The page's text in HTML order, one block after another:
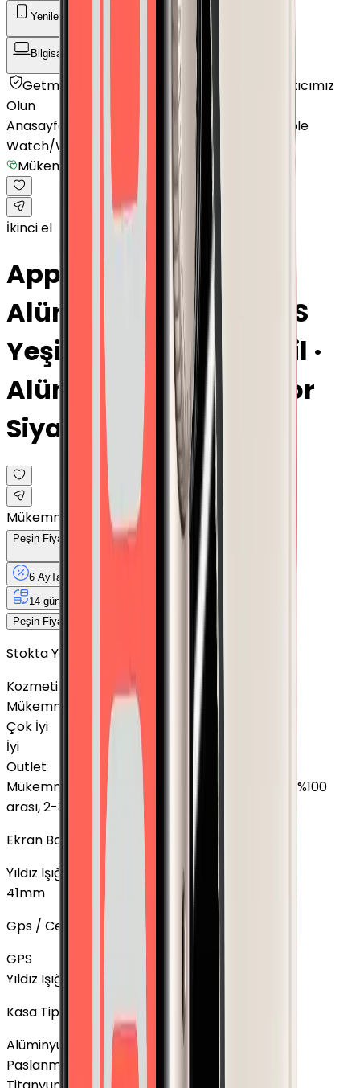
Yenilenmiş Telefon Akıllı Saat ve Bileklik
Bilgisayar / Tablet
Getmobil Güvencesi Mağazalarımız
Satıcımız
Olun
Anasayfa
Akıllı Saat ve Bileklik / Akıllı Saat
Apple
Watch/Watch Series 7
Mükemmel
İkinci el
Apple Watch Series 7
Alüminyum 41mm GPS
Yeşil Mükemmel · Yeşil ·
Alüminyum · GPS · Spor
Siyah Kordon · 41mm
Mükemmel
Peşin Fiyatına Taksitx2.193,33 TL
6 AyTaksit 4 iş
14 gün
Peşin Fiyatına
13.160 TL
Stokta Yok
Kozmetik DurumuNasıl Görünüyor?
Mükemmel
Çok İyi
İyi
Outlet
Mükemmel
Ekranda leke yok, Pil sağlığı %85 - %100
arası, 2-3 hafif çizik
Ekran Boyutu
Yıldız Işığı, Cellular
45mm
3.840 TL
41mm
Gps / Cellular
GPS
Yıldız Işığı, 45mm
Kasa Tipi
Alüminyum
Paslanmaz Çelik